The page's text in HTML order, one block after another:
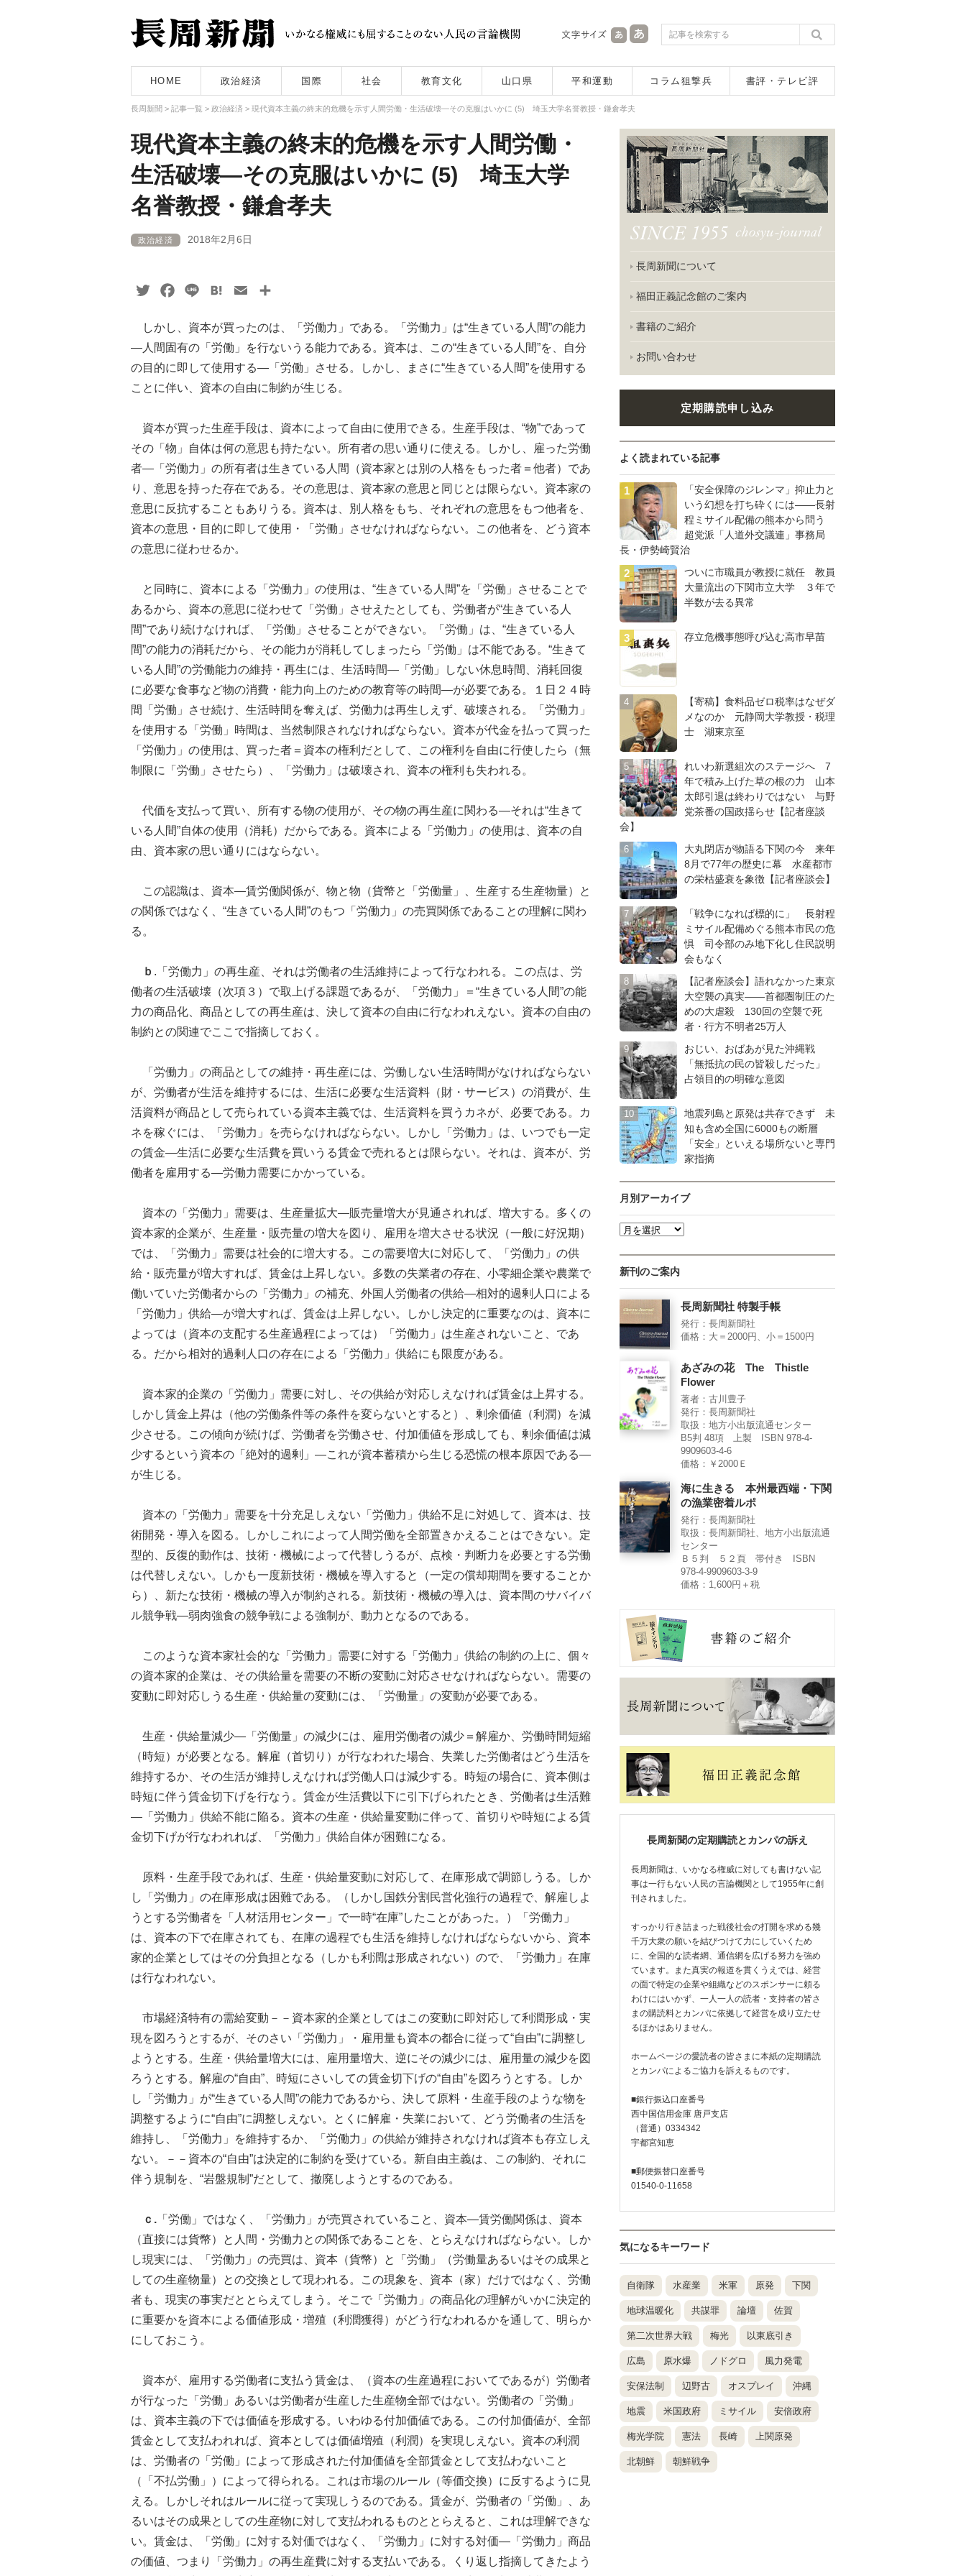
HOME 政治経済 国際 社会 教育文化 山口県 平和運動 コラム狙撃兵 書評・テレビ評
長周新聞 > 記事一覧 > 政治経済 > 現代資本主義の終末的危機を示す人間労働・生活破壊―その克服はいかに (5) 埼玉大学名誉教授・鎌倉孝夫
現代資本主義の終末的危機を示す人間労働・
生活破壊―その克服はいかに (5) 埼玉大学
名誉教授・鎌倉孝夫
政治経済 2018年2月6日
TwitterFacebook
Line HatenaEmail
しかし、資本が買ったのは、「労働力」である。「労働力」は“生きている人間”の能力
―人間固有の「労働」を行ないうる能力である。資本は、この“生きている人間”を、自分
の目的に即して使用する―「労働」させる。しかし、まさに“生きている人間”を使用する
ことに伴い、資本の自由に制約が生じる。
資本が買った生産手段は、資本によって自由に使用できる。生産手段は、“物”であって
その「物」自体は何の意思も持たない。所有者の思い通りに使える。しかし、雇った労働
者―「労働力」の所有者は生きている人間（資本家とは別の人格をもった者＝他者）であ
り、意思を持った存在である。その意思は、資本家の意思と同じとは限らない。資本家の
意思に反抗することもありうる。資本は、別人格をもち、それぞれの意思をもつ他者を、
資本の意思・目的に即して使用・「労働」させなければならない。この他者を、どう資本
の意思に従わせるか。
と同時に、資本による「労働力」の使用は、“生きている人間”を「労働」させることで
あるから、資本の意思に従わせて「労働」させえたとしても、労働者が“生きている人
間”であり続けなければ、「労働」させることができない。「労働」は、“生きている人
間”の能力の消耗だから、その能力が消耗してしまったら「労働」は不能である。“生きて
いる人間”の労働能力の維持・再生には、生活時間―「労働」しない休息時間、消耗回復
に必要な食事など物の消費・能力向上のための教育等の時間―が必要である。１日２４時
間「労働」させ続け、生活時間を奪えば、労働力は再生しえず、破壊される。「労働力」
を使用する「労働」時間は、当然制限されなければならない。資本が代金を払って買った
「労働力」の使用は、買った者＝資本の権利だとして、この権利を自由に行使したら（無
制限に「労働」させたら）、「労働力」は破壊され、資本の権利も失われる。
代価を支払って買い、所有する物の使用が、その物の再生産に関わる―それは“生きて
いる人間”自体の使用（消耗）だからである。資本による「労働力」の使用は、資本の自
由、資本家の思い通りにはならない。
この認識は、資本―賃労働関係が、物と物（貨幣と「労働量」、生産する生産物量）と
の関係ではなく、“生きている人間”のもつ「労働力」の売買関係であることの理解に関わ
る。
ｂ .「労働力」の再生産、それは労働者の生活維持によって行なわれる。この点は、労
働者の生活破壊（次項３）で取上げる課題であるが、「労働力」＝“生きている人間”の能
力の商品化、商品としての再生産は、決して資本の自由に行なわれえない。資本の自由の
制約との関連でここで指摘しておく。
「労働力」の商品としての維持・再生産には、労働しない生活時間がなければならない
が、労働者が生活を維持するには、生活に必要な生活資料（財・サービス）の消費が、生
活資料が商品として売られている資本主義では、生活資料を買うカネが、必要である。カ
ネを稼ぐには、「労働力」を売らなければならない。しかし「労働力」は、いつでも一定
の賃金―生活に必要な生活費を買いうる賃金で売れるとは限らない。それは、資本が、労
働者を雇用する―労働力需要にかかっている。
資本の「労働力」需要は、生産量拡大―販売量増大が見通されれば、増大する。多くの
資本家的企業が、生産量・販売量の増大を図り、雇用を増大させる状況（一般に好況期）
では、「労働力」需要は社会的に増大する。この需要増大に対応して、「労働力」の供
給・販売量が増大すれば、賃金は上昇しない。多数の失業者の存在、小零細企業や農業で
働いていた労働者からの「労働力」の補充、外国人労働者の供給―相対的過剰人口による
「労働力」供給―が増大すれば、賃金は上昇しない。しかし決定的に重要なのは、資本に
よっては（資本の支配する生産過程によっては）「労働力」は生産されないこと、であ
る。だから相対的過剰人口の存在による「労働力」供給にも限度がある。
資本家的企業の「労働力」需要に対し、その供給が対応しえなければ賃金は上昇する。
しかし賃金上昇は（他の労働条件等の条件を変らないとすると）、剰余価値（利潤）を減
少させる。この傾向が続けば、労働者を労働させ、付加価値を形成しても、剰余価値は減
少するという資本の「絶対的過剰」―これが資本蓄積から生じる恐慌の根本原因である―
が生じる。
資本の「労働力」需要を十分充足しえない「労働力」供給不足に対処して、資本は、技
術開発・導入を図る。しかしこれによって人間労働を全部置きかえることはできない。定
型的、反復的動作は、技術・機械によって代替しうるが、点検・判断力を必要とする労働
は代替しえない。しかも一度新技術・機械を導入すると（一定の償却期間を要することか
ら）、新たな技術・機械の導入が制約される。新技術・機械の導入は、資本間のサバイバ
ル競争戦―弱肉強食の競争戦による強制が、動力となるのである。
このような資本家社会的な「労働力」需要に対する「労働力」供給の制約の上に、個々
の資本家的企業は、その供給量を需要の不断の変動に対応させなければならない。需要の
変動に即対応しうる生産・供給量の変動には、「労働量」の変動が必要である。
生産・供給量減少―「労働量」の減少には、雇用労働者の減少＝解雇か、労働時間短縮
（時短）が必要となる。解雇（首切り）が行なわれた場合、失業した労働者はどう生活を
維持するか、その生活が維持しえなければ労働人口は減少する。時短の場合に、資本側は
時短に伴う賃金切下げを行なう。賃金が生活費以下に引下げられたとき、労働者は生活難
―「労働力」供給不能に陥る。資本の生産・供給量変動に伴って、首切りや時短による賃
金切下げが行なわれれば、「労働力」供給自体が困難になる。
原料・生産手段であれば、生産・供給量変動に対応して、在庫形成で調節しうる。しか
し「労働力」の在庫形成は困難である。（しかし国鉄分割民営化強行の過程で、解雇しよ
うとする労働者を「人材活用センター」で一時“在庫”したことがあった。）「労働力」
は、資本の下で在庫されても、在庫の過程でも生活を維持しなければならないから、資本
家的企業としてはその分負担となる（しかも利潤は形成されない）ので、「労働力」在庫
は行なわれない。
市場経済特有の需給変動－－資本家的企業としてはこの変動に即対応して利潤形成・実
現を図ろうとするが、そのさい「労働力」・雇用量も資本の都合に従って“自由”に調整し
ようとする。生産・供給量増大には、雇用量増大、逆にその減少には、雇用量の減少を図
ろうとする。解雇の“自由”、時短にさいしての賃金切下げの“自由”を図ろうとする。しか
し「労働力」が“生きている人間”の能力であるから、決して原料・生産手段のような物を
調整するように“自由”に調整しえない。とくに解雇・失業において、どう労働者の生活を
維持し、「労働力」を維持するか、「労働力」の供給が維持されなければ資本も存立しえ
ない。－－資本の“自由”は決定的に制約を受けている。新自由主義は、この制約、それに
伴う規制を、“岩盤規制”だとして、撤廃しようとするのである。
ｃ. 「労働」ではなく、「労働力」が売買されていること、資本―賃労働関係は、資本
（直接には貨幣）と人間・労働力との関係であることを、とらえなければならない。しか
し現実には、「労働力」の売買は、資本（貨幣）と「労働」（労働量あるいはその成果と
しての生産物量）との交換として現われる。この現象を、資本（家）だけではなく、労働
者も、現実の事実だととらえてしまう。そこで「労働力」の商品化の理解がいかに決定的
に重要かを資本による価値形成・増殖（利潤獲得）がどう行なわれるかを通して、明らか
にしておこう。
資本が、雇用する労働者に支払う賃金は、（資本の生産過程においてであるが）労働者
が行なった「労働」あるいは労働者が生産した生産物全部ではない。労働者の「労働」
は、資本主義の下では価値を形成する。いわゆる付加価値である。この付加価値が、全部
賃金として支払われれば、資本としては価値増殖（利潤）を実現しえない。資本の利潤
は、労働者の「労働」によって形成された付加価値を全部賃金として支払わないこと
（「不払労働」）によって得られる。これは市場のルール（等価交換）に反するように見
える。しかしそれはルールに従って実現しうるのである。賃金が、労働者の「労働」、あ
るいはその成果としての生産物に対して支払われるものととらえると、これは理解できな
い。賃金は、「労働」に対する対価ではなく、「労働力」に対する対価―「労働力」商品
の価値、つまり「労働力」の再生産費に対する支払いである。くり返し指摘してきたよう
長周新聞について
福田正義記念館のご案内
書籍のご紹介
お問い合わせ
定期購読申し込み
よく読まれている記事
「安全保障のジレンマ」抑止力と
いう幻想を打ち砕くには――長射
程ミサイル配備の熊本から問う
超党派「人道外交議連」事務局
長・伊勢崎賢治
ついに市職員が教授に就任 教員
大量流出の下関市立大学 ３年で
半数が去る異常
存立危機事態呼び込む高市早苗
【寄稿】食料品ゼロ税率はなぜダ
メなのか 元静岡大学教授・税理
士 湖東京至
れいわ新選組次のステージへ 7
年で積み上げた草の根の力 山本
太郎引退は終わりではない 与野
党茶番の国政揺らせ【記者座談
会】
大丸閉店が物語る下関の今 来年
8月で77年の歴史に幕 水産都市
の栄枯盛衰を象徴【記者座談会】
「戦争になれば標的に」 長射程
ミサイル配備めぐる熊本市民の危
惧 司令部のみ地下化し住民説明
会もなく
【記者座談会】語れなかった東京
大空襲の真実――首都圏制圧のた
めの大虐殺 130回の空襲で死
者・行方不明者25万人
おじい、おばあが見た沖縄戦
「無抵抗の民の皆殺しだった」
占領目的の明確な意図
地震列島と原発は共存できず 未
知も含め全国に6000もの断層
「安全」といえる場所ないと専門
家指摘
月別アーカイブ
新刊のご案内
長周新聞社 特製手帳
発行：長周新聞社
価格：大＝2000円、小＝1500円
あざみの花 The Thistle
Flower
著者：古川豊子
発行：長周新聞社
取扱：地方小出版流通センター
B5判 48項 上製 ISBN 978-4-
9909603-4-6
価格：￥2000Ｅ
海に生きる 本州最西端・下関
の漁業密着ルポ
発行：長周新聞社
取扱：長周新聞社、地方小出版流通
センター
Ｂ５判 ５２頁 帯付き ISBN
978-4-9909603-3-9
価格：1,600円＋税
長周新聞の定期購読とカンパの訴え
長周新聞は、いかなる権威に対しても書けない記
事は一行もない人民の言論機関として1955年に創
刊されました。
すっかり行き詰まった戦後社会の打開を求める幾
千万大衆の願いを結びつけて力にしていくため
に、全国的な読者網、通信網を広げる努力を強め
ています。また真実の報道を貫くうえでは、経営
の面で特定の企業や組織などのスポンサーに頼る
わけにはいかず、一人一人の読者・支持者の皆さ
まの購読料とカンパに依拠して経営を成り立たせ
るほかはありません。
ホームページの愛読者の皆さまに本紙の定期購読
とカンパによるご協力を訴えるものです。
■銀行振込口座番号
西中国信用金庫 唐戸支店
（普通）0334342
宇都宮知恵
■郵便振替口座番号
01540-0-11658
気になるキーワード
自衛隊 水産業 米軍 原発 下関
地球温暖化 共謀罪 論壇 佐賀
第二次世界大戦 梅光 以東底引き
広島 原水爆 ノドグロ 風力発電
安保法制 辺野古 オスプレイ 沖縄
地震 米国政府 ミサイル 安倍政府
梅光学院 憲法 長崎 上関原発
北朝鮮 朝鮮戦争